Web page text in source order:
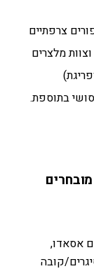
צרפתיים
מלצרים
בתוספת.
עם אסאדו,
קובה